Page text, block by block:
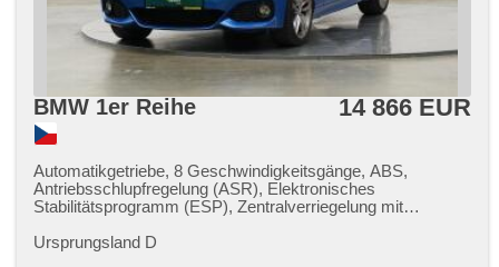
BMW 1er Reihe 14 866 EUR
Automatikgetriebe, 8 Geschwindigkeitsgänge, ABS,
Antriebsschlupfregelung (ASR), Elektronisches
Stabilitätsprogramm (ESP), Zentralverriegelung mit
Spiegel, Alufelgen, Tempomat, Multifunktionslenkrad, Antrieb
Ursprungsland D